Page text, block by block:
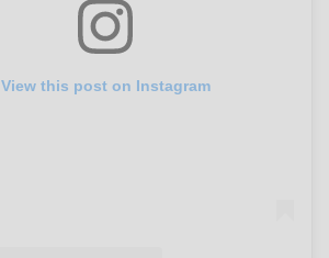
View this post on Instagram